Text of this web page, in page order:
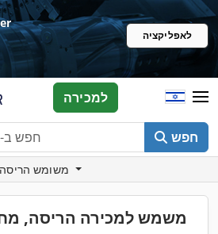
לאפליקציה
חפש
למכירה
משמש למכירה הריסה,